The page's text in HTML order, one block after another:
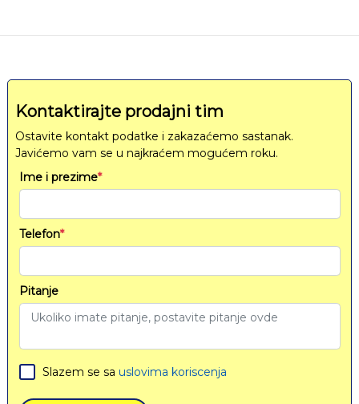
Kontaktirajte prodajni tim
Ostavite kontakt podatke i zakazaćemo sastanak.
Javićemo vam se u najkraćem mogućem roku.
Ime i prezime*
Telefon*
Pitanje
Slazem se sa uslovima koriscenja